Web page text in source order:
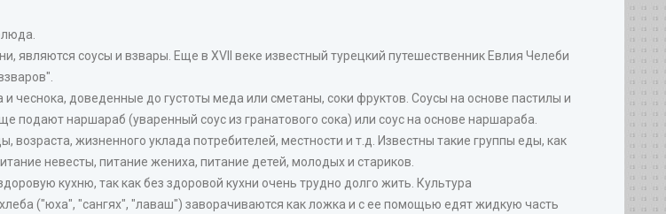
являются соусы и взвары. Еще в XVII веке известный турецкий путешественник Евлия Челеби
и чеснока, доведенные до густоты меда или сметаны, соки фруктов. Соусы на основе пастилы и
наршараб (уваренный соус из гранатового сока) или соус на основе наршараба.
жизненного уклада потребителей, местности и т.д. Известны такие группы еды, как
невесты, питание жениха, питание детей, молодых и стариков.
кухню, так как без здоровой кухни очень трудно долго жить. Культура
("юха", "сангях", "лаваш") заворачиваются как ложка и с ее помощью едят жидкую часть